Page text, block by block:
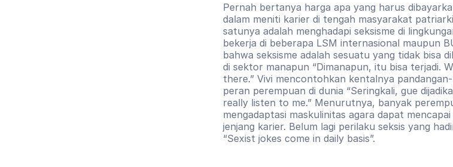
Pernah bertanya harga apa yang harus
dalam meniti karier di tengah masyarakat
satunya adalah menghadapi seksisme di
bekerja di beberapa LSM internasional maupun
bahwa seksisme adalah sesuatu yang tidak bisa
di sektor manapun “Dimanapun, itu bisa terjadi.
there.” Vivi mencontohkan kentalnya
peran perempuan di dunia “Seringkali, gue
really listen to me.” Menurutnya, banyak
mengadaptasi maskulinitas agara dapat
jenjang karier. Belum lagi perilaku seksis yang
“Sexist jokes come in daily basis”.